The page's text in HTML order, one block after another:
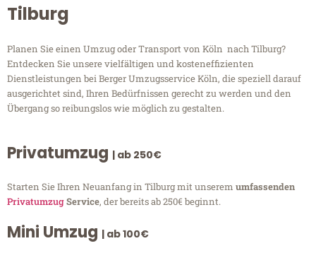
Tilburg
Planen Sie einen Umzug oder Transport von Köln nach Tilburg?
Entdecken Sie unsere vielfältigen und kosteneffizienten
Dienstleistungen bei Berger Umzugsservice Köln, die speziell darauf
ausgerichtet sind, Ihren Bedürfnissen gerecht zu werden und den
Übergang so reibungslos wie möglich zu gestalten.
Privatumzug | ab 250€
Starten Sie Ihren Neuanfang in Tilburg mit unserem umfassenden
PrivatumzugService, der bereits ab 250€ beginnt.
Mini Umzug | ab 100€